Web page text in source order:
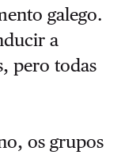
galego.
a
pero todas
os grupos